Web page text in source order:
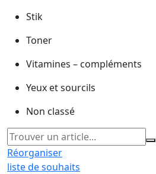
Stik
Toner
Vitamines – compléments
Yeux et sourcils
Non classé
Réorganiser
liste de souhaits